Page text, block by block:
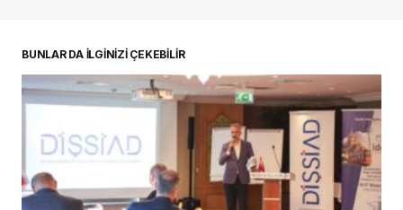
BUNLAR DA İLGİNİZİ ÇEKEBİLİR